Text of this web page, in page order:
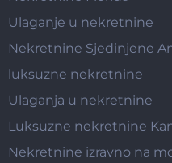
Ulaganje u nekretnine
Nekretnine Sjedinjene
luksuzne nekretnine
Ulaganja u nekretnine
Luksuzne nekretnine
Nekretnine izravno na